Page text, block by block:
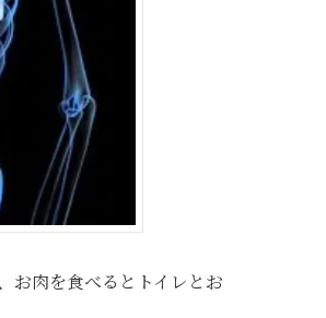
お肉を食べるとトイレとお